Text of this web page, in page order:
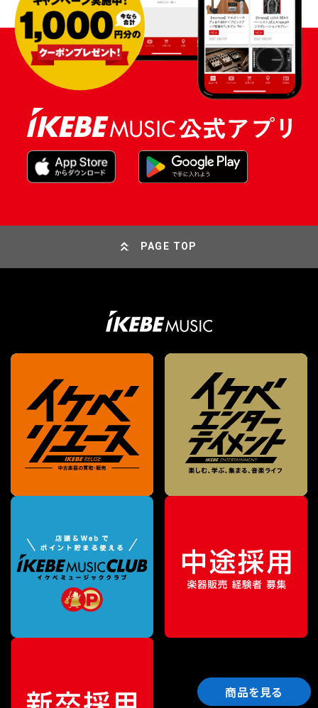
商品を見る
PAGE TOP